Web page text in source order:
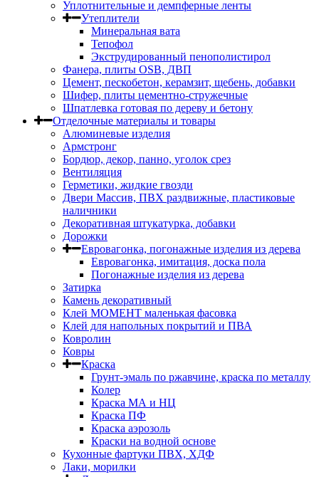
Уплотнительные и демпферные ленты
Утеплители
Минеральная вата
Тепофол
Экструдированный пенополистирол
Фанера, плиты OSB, ДВП
Цемент, пескобетон, керамзит, щебень, добавки
Шифер, плиты цементно-стружечные
Шпатлевка готовая по дереву и бетону
Отделочные материалы и товары
Алюминевые изделия
Армстронг
Бордюр, декор, панно, уголок срез
Вентиляция
Герметики, жидкие гвозди
Двери Массив, ПВХ раздвижные, пластиковые
наличники
Декоративная штукатурка, добавки
Дорожки
Евровагонка, погонажные изделия из дерева
Евровагонка, имитация, доска пола
Погонажные изделия из дерева
Затирка
Камень декоративный
Клей МОМЕНТ маленькая фасовка
Клей для напольных покрытий и ПВА
Ковролин
Ковры
Краска
Грунт-эмаль по ржавчине, краска по металлу
Колер
Краска МА и НЦ
Краска ПФ
Краска аэрозоль
Краски на водной основе
Кухонные фартуки ПВХ, ХДФ
Лаки, морилки